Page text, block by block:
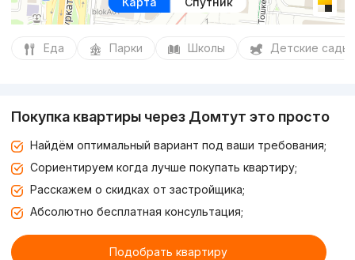
Еда Парки Школы Детские сады
Покупка квартиры через Домтут это просто
Найдём оптимальный вариант под ваши требования;
Сориентируем когда лучше покупать квартиру;
Расскажем о скидках от застройщика;
Абсолютно бесплатная консультация;
Подобрать квартиру